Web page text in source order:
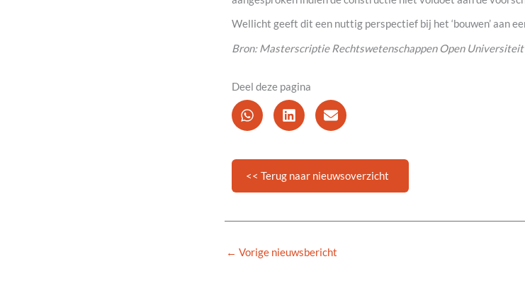
Wellicht geeft dit een nuttig perspectief bij het ‘bouwen’ aan
Bron: Masterscriptie Rechtswetenschappen Open
Deel deze pagina
<< Terug naar nieuwsoverzicht
← Vorige nieuwsbericht